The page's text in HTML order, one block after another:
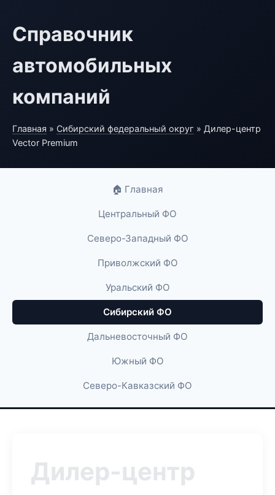
Справочник
автомобильных
компаний
Главная » Сибирский федеральный округ » Дилер-центр
Vector Premium
🏠 Главная
Центральный ФО
Северо-Западный ФО
Приволжский ФО
Уральский ФО
Сибирский ФО
Дальневосточный ФО
Южный ФО
Северо-Кавказский ФО
Дилер-центр